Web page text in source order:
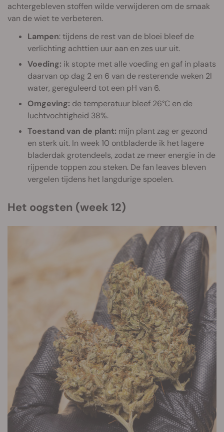
achtergebleven stoffen wilde verwijderen om de smaak
van de wiet te verbeteren.
Lampen: tijdens de rest van de bloei bleef de
verlichting achttien uur aan en zes uur uit.
Voeding: ik stopte met alle voeding en gaf in plaats
daarvan op dag 2 en 6 van de resterende weken 2l
water, gereguleerd tot een pH van 6.
Omgeving: de temperatuur bleef 26°C en de
luchtvochtigheid 38%.
Toestand van de plant: mijn plant zag er gezond
en sterk uit. In week 10 ontbladerde ik het lagere
bladerdak grotendeels, zodat ze meer energie in de
rijpende toppen zou steken. De fan leaves bleven
vergelen tijdens het langdurige spoelen.
Het oogsten (week 12)